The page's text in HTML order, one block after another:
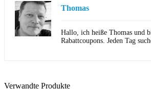
Thomas
Hallo, ich heiße Thomas und
Rabattcoupons. Jeden Tag
Verwandte Produkte